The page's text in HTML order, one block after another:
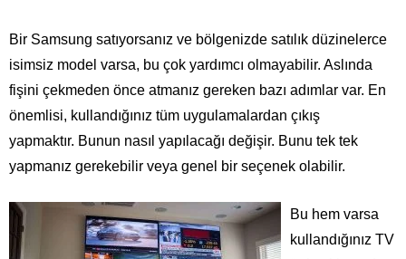
Bir Samsung satıyorsanız ve bölgenizde satılık düzinelerce
isimsiz model varsa, bu çok yardımcı olmayabilir. Aslında
fişini çekmeden önce atmanız gereken bazı adımlar var. En
önemlisi, kullandığınız tüm uygulamalardan çıkış
yapmaktır. Bunun nasıl yapılacağı değişir. Bunu tek tek
yapmanız gerekebilir veya genel bir seçenek olabilir.
Bu hem varsa
kullandığınız TV